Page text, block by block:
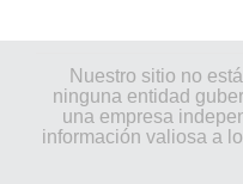
Nuestro sitio no
ninguna entidad
una empresa
información valiosa a